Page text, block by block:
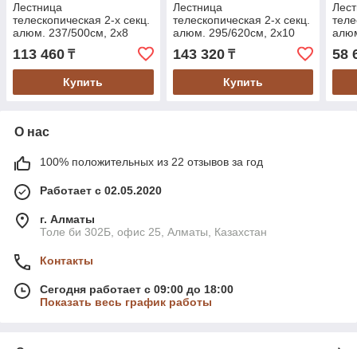
Лестница
телескопическая 2-х секц.
алюм. 237/500см, 2х8
ступ. 16,95кг STARTUL
(ST9733-050)
113 460 ₸
Купить
Лестница
телескопическая 2-х секц.
алюм. 295/620см, 2х10
ступ. 22,5кг STARTUL
(ST9733-062)
143 320₸
Купить
58
О нас
100% положительных из 22 отзывов за год
Работает с 02.05.2020
г. Алматы
Толе би 302Б, офис 25, Алматы, Казахстан
Контакты
Сегодня работает с 09:00 до 18:00
Показать весь график работы